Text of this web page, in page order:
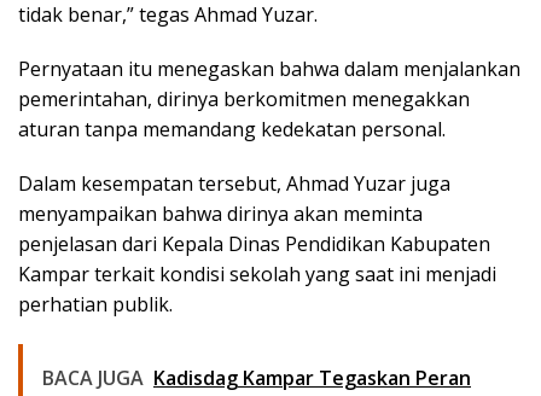
tidak benar,” tegas Ahmad Yuzar.
Pernyataan itu menegaskan bahwa dalam menjalankan
pemerintahan, dirinya berkomitmen menegakkan
aturan tanpa memandang kedekatan personal.
Dalam kesempatan tersebut, Ahmad Yuzar juga
menyampaikan bahwa dirinya akan meminta
penjelasan dari Kepala Dinas Pendidikan Kabupaten
Kampar terkait kondisi sekolah yang saat ini menjadi
perhatian publik.
BACA JUGA Kadisdag Kampar Tegaskan Peran